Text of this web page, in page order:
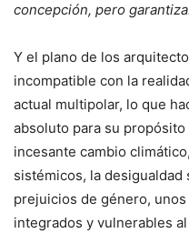
concepción, pero
Y el plano de los
incompatible con la
actual multipolar, lo que
absoluto para su
incesante cambio
sistémicos, la desigualdad
prejuicios de género,
integrados y vulnerables